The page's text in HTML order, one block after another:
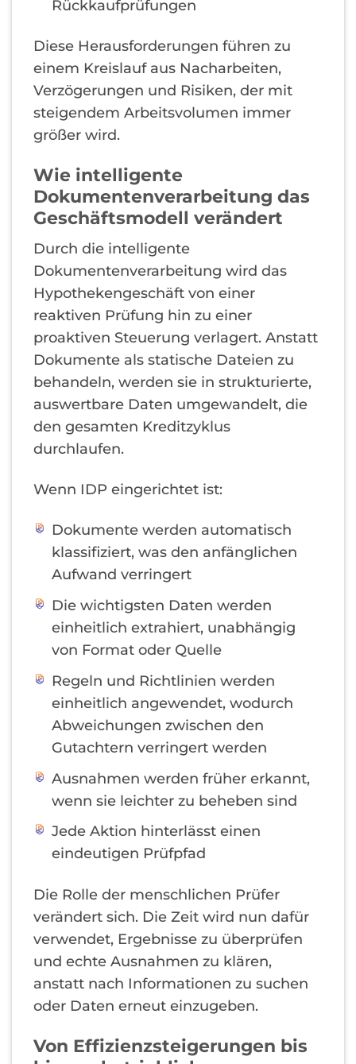
Rückkaufprüfungen
Diese Herausforderungen führen zu
einem Kreislauf aus Nacharbeiten,
Verzögerungen und Risiken, der mit
steigendem Arbeitsvolumen immer
größer wird.
Wie intelligente
Dokumentenverarbeitung das
Geschäftsmodell verändert
Durch die intelligente
Dokumentenverarbeitung wird das
Hypothekengeschäft von einer
reaktiven Prüfung hin zu einer
proaktiven Steuerung verlagert. Anstatt
Dokumente als statische Dateien zu
behandeln, werden sie in strukturierte,
auswertbare Daten umgewandelt, die
den gesamten Kreditzyklus
durchlaufen.
Wenn IDP eingerichtet ist:
Dokumente werden automatisch
klassifiziert, was den anfänglichen
Aufwand verringert
Die wichtigsten Daten werden
einheitlich extrahiert, unabhängig
von Format oder Quelle
Regeln und Richtlinien werden
einheitlich angewendet, wodurch
Abweichungen zwischen den
Gutachtern verringert werden
Ausnahmen werden früher erkannt,
wenn sie leichter zu beheben sind
Jede Aktion hinterlässt einen
eindeutigen Prüfpfad
Die Rolle der menschlichen Prüfer
verändert sich. Die Zeit wird nun dafür
verwendet, Ergebnisse zu überprüfen
und echte Ausnahmen zu klären,
anstatt nach Informationen zu suchen
oder Daten erneut einzugeben.
Von Effizienzsteigerungen bis